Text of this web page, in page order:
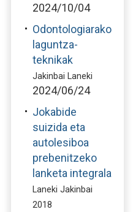
2024/10/04
Odontologiarako
laguntza-
teknikak
Jakinbai Laneki
2024/06/24
Jokabide
suizida eta
autolesiboa
prebenitzeko
lanketa integrala
Laneki Jakinbai
2018